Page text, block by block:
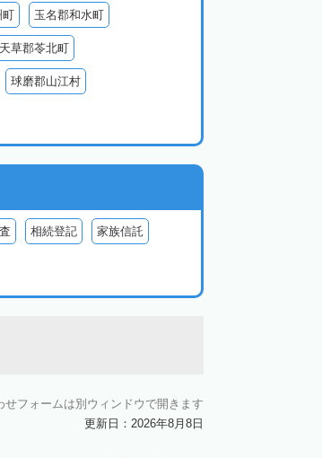
町 玉名郡和水町
天草郡苓北町
球磨郡山江村
相続登記 家族信託
フォームは別ウィンドウで開きます
更新日：2026年8月8日